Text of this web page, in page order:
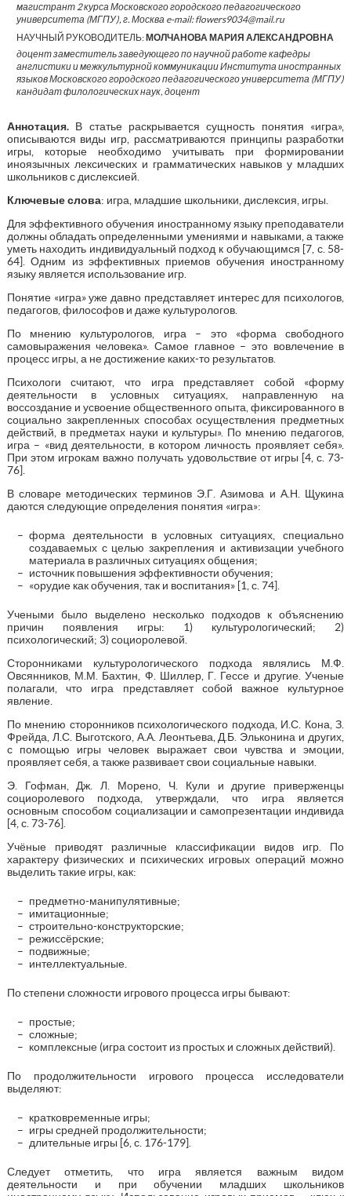
магистрант 2 курса Московского городского педагогического
университета (МГПУ), г. Москва e-mail: flowers9034@mail.ru
НАУЧНЫЙ РУКОВОДИТЕЛЬ:МОЛЧАНОВА МАРИЯ АЛЕКСАНДРОВНА
доцент заместитель заведующего по научной работе кафедры
англистики и межкультурной коммуникации Института иностранных
языков Московского городского педагогического университета (МГПУ)
кандидат филологических наук, доцент
Аннотация.В статье раскрывается сущность понятия «игра»,
описываются виды игр, рассматриваются принципы разработки
игры, которые необходимо учитывать при формировании
иноязычных лексических и грамматических навыков у младших
школьников с дислексией.
Ключевые слова: игра, младшие школьники, дислексия, игры.
Для эффективного обучения иностранному языку преподаватели
должны обладать определенными умениями и навыками, а также
уметь находить индивидуальный подход к обучающимся [7, с. 58-
64]. Одним из эффективных приемов обучения иностранному
языку является использование игр.
Понятие «игра» уже давно представляет интерес для психологов,
педагогов, философов и даже культурологов.
По мнению культурологов, игра – это «форма свободного
самовыражения человека». Самое главное – это вовлечение в
процесс игры, а не достижение каких-то результатов.
Психологи считают, что игра представляет собой «форму
деятельности в условных ситуациях, направленную на
воссоздание и усвоение общественного опыта, фиксированного в
социально закрепленных способах осуществления предметных
действий, в предметах науки и культуры». По мнению педагогов,
игра – «вид деятельности, в котором личность проявляет себя».
При этом игрокам важно получать удовольствие от игры [4, с. 73-
76].
В словаре методических терминов Э.Г. Азимова и А.Н. Щукина
даются следующие определения понятия «игра»:
форма деятельности в условных ситуациях, специально
создаваемых с целью закрепления и активизации учебного
материала в различных ситуациях общения;
источник повышения эффективности обучения;
«орудие как обучения, так и воспитания» [1, с. 74].
Учеными было выделено несколько подходов к объяснению
причин появления игры: 1) культурологический; 2)
психологический; 3) социоролевой.
Сторонниками культурологического подхода являлись М.Ф.
Овсянников, М.М. Бахтин, Ф. Шиллер, Г. Гессе и другие. Ученые
полагали, что игра представляет собой важное культурное
явление.
По мнению сторонников психологического подхода, И.С. Кона, З.
Фрейда, Л.С. Выготского, А.А. Леонтьева, Д.Б. Эльконина и других,
с помощью игры человек выражает свои чувства и эмоции,
проявляет себя, а также развивает свои социальные навыки.
Э. Гофман, Дж. Л. Морено, Ч. Кули и другие приверженцы
социоролевого подхода, утверждали, что игра является
основным способом социализации и самопрезентации индивида
[4, с. 73-76].
Учёные приводят различные классификации видов игр. По
характеру физических и психических игровых операций можно
выделить такие игры, как:
предметно-манипулятивные;
имитационные;
строительно-конструкторские;
режиссёрские;
подвижные;
интеллектуальные.
По степени сложности игрового процесса игры бывают:
простые;
сложные;
комплексные (игра состоит из простых и сложных действий).
По продолжительности игрового процесса исследователи
выделяют:
кратковременные игры;
игры средней продолжительности;
длительные игры [6, с. 176-179].
Следует отметить, что игра является важным видом
деятельности и при обучении младших школьников